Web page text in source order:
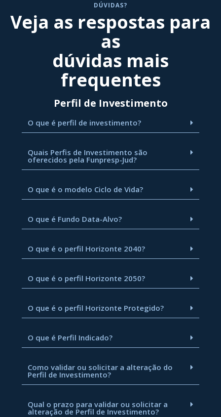
DÚVIDAS?
Veja as respostas para
as
dúvidas mais
frequentes
Perfil de Investimento
O que é perfil de investimento?
Quais Perfis de Investimento são
oferecidos pela Funpresp-Jud?
O que é o modelo Ciclo de Vida?
O que é Fundo Data-Alvo?
O que é o perfil Horizonte 2040?
O que é o perfil Horizonte 2050?
O que é o perfil Horizonte Protegido?
O que é Perfil Indicado?
Como validar ou solicitar a alteração do
Perfil de Investimento?
Qual o prazo para validar ou solicitar a
alteração de Perfil de Investimento?